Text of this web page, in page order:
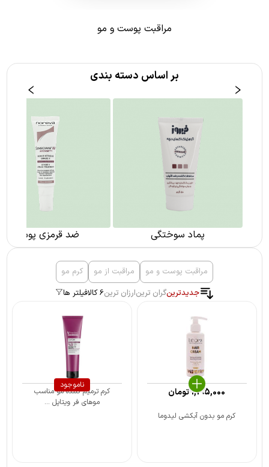
مراقبت پوست و مو
بر اساس دسته بندی
پماد سوختگی ضد قرمزی پوست
مراقبت پوست و مو مراقبت از مو
کرم مو
جدیدترینگران ترینارزان ترین6 کالا فیلتر ها
کرم مو بدون آبکشی لیدوما
1,195,000تومان
ناموجود
کرم ترمیم کننده مو مناسب
موهای فر ویتاپل ...